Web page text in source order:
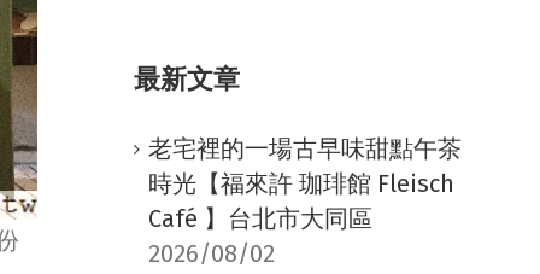
最新文章
老宅裡的一場古早味甜點午茶
時光【福來許 珈琲館 Fleisch
Café 】台北市大同區
2026/08/02